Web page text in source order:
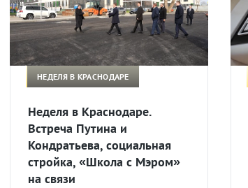
НЕДЕЛЯ В КРАСНОДАРЕ
Неделя в Краснодаре.
Встреча Путина и
Кондратьева, социальная
стройка, «Школа с Мэром»
на связи